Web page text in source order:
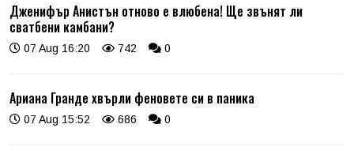
Дженифър Анистън отново е влюбена! Ще звънят ли
сватбени камбани?
07 Aug 16:20 742 0
Ариана Гранде хвърли феновете си в паника
07 Aug 15:52 686 0